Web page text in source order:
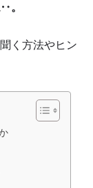
。
く方法やヒン